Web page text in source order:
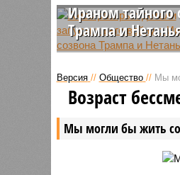
Ираном тайного
Трампа и
Решающий разговор
Трампом и премьер-
Израиля Биньямином
состоялся 23
него было принято
Версия // Общество // Мы
Мы могли бы жить
Возраст